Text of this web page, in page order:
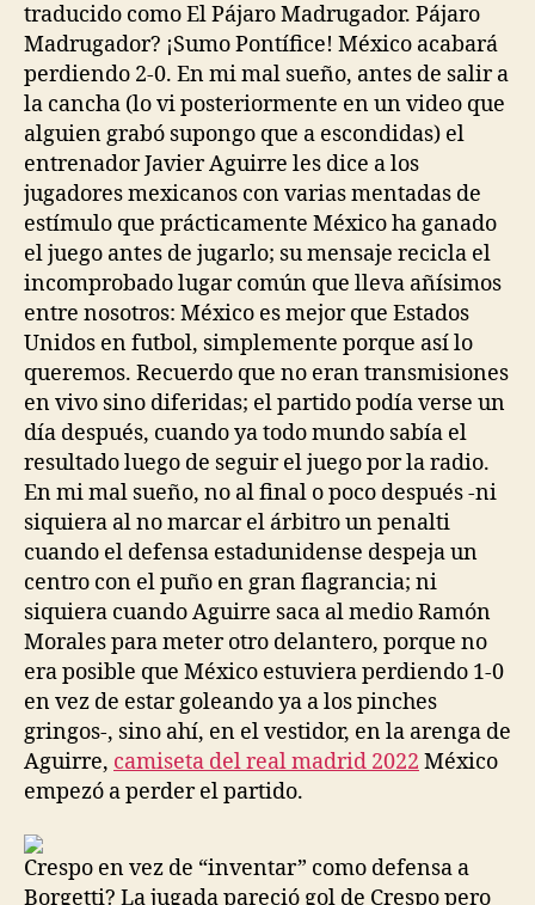
traducido como El Pájaro Madrugador. Pájaro
Madrugador? ¡Sumo Pontífice! México acabará
perdiendo 2-0. En mi mal sueño, antes de salir a
la cancha (lo vi posteriormente en un video que
alguien grabó supongo que a escondidas) el
entrenador Javier Aguirre les dice a los
jugadores mexicanos con varias mentadas de
estímulo que prácticamente México ha ganado
el juego antes de jugarlo; su mensaje recicla el
incomprobado lugar común que lleva añísimos
entre nosotros: México es mejor que Estados
Unidos en futbol, simplemente porque así lo
queremos. Recuerdo que no eran transmisiones
en vivo sino diferidas; el partido podía verse un
día después, cuando ya todo mundo sabía el
resultado luego de seguir el juego por la radio.
En mi mal sueño, no al final o poco después -ni
siquiera al no marcar el árbitro un penalti
cuando el defensa estadunidense despeja un
centro con el puño en gran flagrancia; ni
siquiera cuando Aguirre saca al medio Ramón
Morales para meter otro delantero, porque no
era posible que México estuviera perdiendo 1-0
en vez de estar goleando ya a los pinches
gringos-, sino ahí, en el vestidor, en la arenga de
Aguirre, camiseta del real madrid 2022 México
empezó a perder el partido.
Crespo en vez de “inventar” como defensa a
Borgetti? La jugada pareció gol de Crespo pero